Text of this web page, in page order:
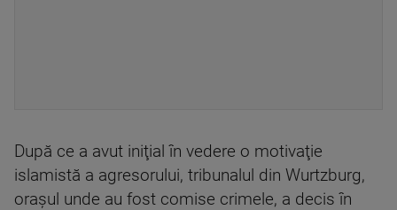
După ce a avut iniţial în vedere o motivaţie
islamistă a agresorului, tribunalul din Wurtzburg,
oraşul unde au fost comise crimele, a decis în